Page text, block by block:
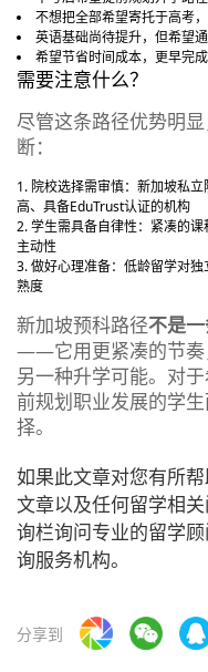
不想把全部希望寄托于高考
英语基础尚待提升，但希望
希望节省时间成本，更早完
需要注意什么？
尽管这条路径优势明
断：
院校选择需审慎：新加坡私
高、具备EduTrust认证的机构
学生需具备自律性：紧凑的
主动性
做好心理准备：低龄留学对
熟度
新加坡预科路径不是
——它用更紧凑的节奏
另一种升学可能。对
前规划职业发展的学
择。
如果此文章对您有所
文章以及任何留学相
询栏询问专业的留学
询服务机构。
分享到